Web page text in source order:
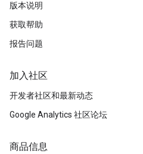
版本说明
获取帮助
报告问题
加入社区
开发者社区和最新动态
Google Analytics 社区论坛
商品信息